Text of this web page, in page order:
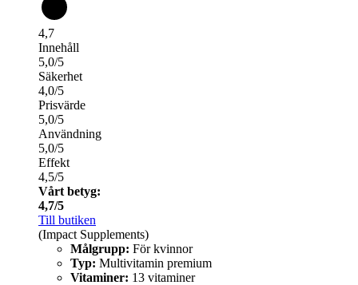
4,7
Innehåll
5,0/5
Säkerhet
4,0/5
Prisvärde
5,0/5
Användning
5,0/5
Effekt
4,5/5
Vårt betyg:
4,7/5
Till butiken
(Impact Supplements)
Målgrupp: För kvinnor
Typ: Multivitamin premium
Vitaminer: 13 vitaminer